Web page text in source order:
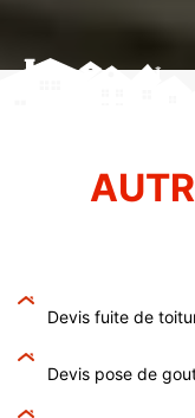
Devis fuite de
Devis pose de